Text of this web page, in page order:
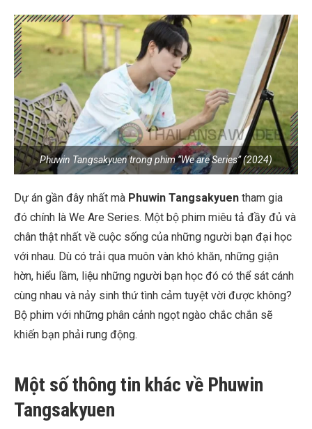
Phuwin Tangsakyuen trong phim “We are Series” (2024)
Dự án gần đây nhất mà Phuwin Tangsakyuen tham gia
đó chính là We Are Series. Một bộ phim miêu tả đầy đủ và
chân thật nhất về cuộc sống của những người bạn đại học
với nhau. Dù có trải qua muôn vàn khó khăn, những giận
hờn, hiểu lầm, liệu những người bạn học đó có thể sát cánh
cùng nhau và nảy sinh thứ tình cảm tuyệt vời được không?
Bộ phim với những phân cảnh ngọt ngào chắc chắn sẽ
khiến bạn phải rung động.
Một số thông tin khác về Phuwin
Tangsakyuen